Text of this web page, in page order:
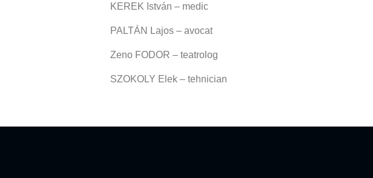
KEREK István – medic
PALTÁN Lajos – avocat
Zeno FODOR – teatrolog
SZOKOLY Elek – tehnician